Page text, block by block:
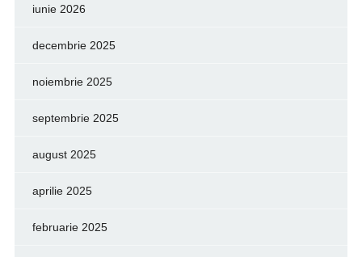
iunie 2026
decembrie 2025
noiembrie 2025
septembrie 2025
august 2025
aprilie 2025
februarie 2025